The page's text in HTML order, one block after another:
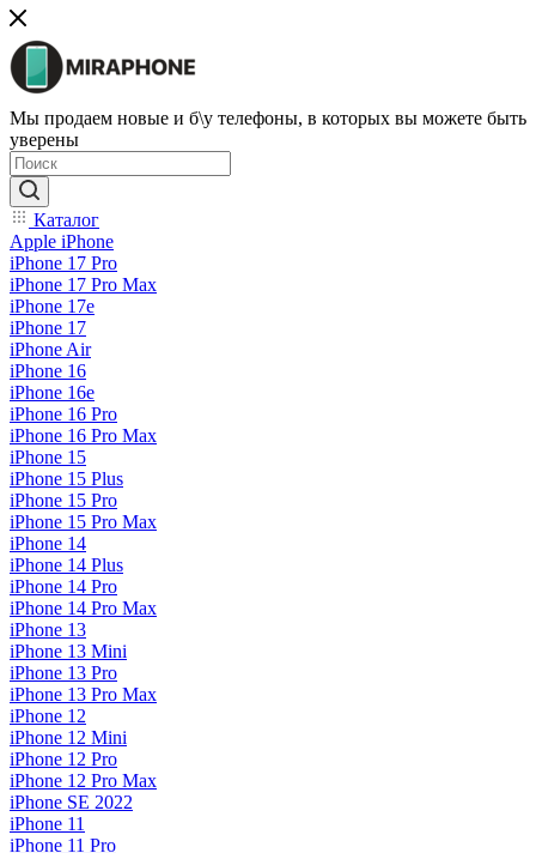
Мы продаем новые и б\у телефоны, в которых вы можете быть
уверены
Каталог
Apple iPhone
iPhone 17 Pro
iPhone 17 Pro Max
iPhone 17e
iPhone 17
iPhone Air
iPhone 16
iPhone 16e
iPhone 16 Pro
iPhone 16 Pro Max
iPhone 15
iPhone 15 Plus
iPhone 15 Pro
iPhone 15 Pro Max
iPhone 14
iPhone 14 Plus
iPhone 14 Pro
iPhone 14 Pro Max
iPhone 13
iPhone 13 Mini
iPhone 13 Pro
iPhone 13 Pro Max
iPhone 12
iPhone 12 Mini
iPhone 12 Pro
iPhone 12 Pro Max
iPhone SE 2022
iPhone 11
iPhone 11 Pro